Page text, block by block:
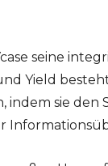
seine
Yield
sie den